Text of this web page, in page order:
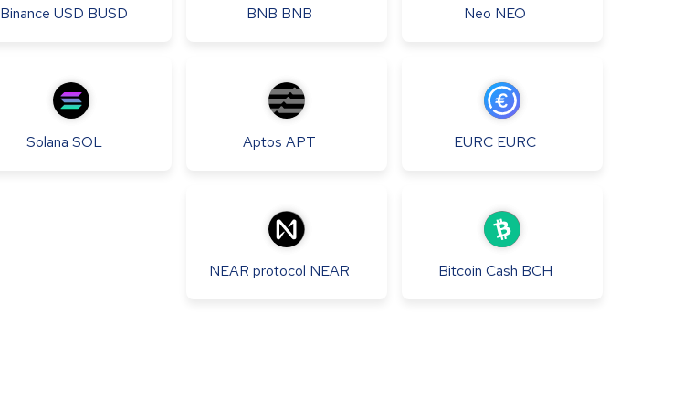
Neo NEO
BNB BNB
Binance USD BUSD
EURC EURC
Aptos APT
Solana SOL
Bitcoin Cash BCH
NEAR protocol NEAR